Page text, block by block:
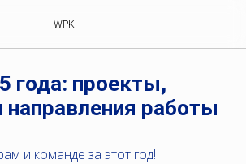
WPK
года: проекты,
направления работы
и команде за этот год!